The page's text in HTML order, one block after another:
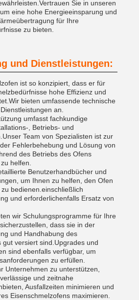
Sie in unseren
eine hohe Energieeinsparung und
für Ihre
zu bieten.
und Dienstleistungen:
ist so konzipiert, dass er für
hohe Effizienz und
bieten umfassende technische
an.
umfasst fachkundige
, Betriebs- und
Team von Spezialisten ist zur
Fehlerbehebung und Lösung von
des Betriebs des Ofens
helfen.
Benutzerhandbücher und
um Ihnen zu helfen, den Ofen
bedienen.einschließlich
und erforderlichenfalls Ersatz von
wir Schulungsprogramme für Ihre
dass sie in der
und Handhabung des
gut versiert sind.Upgrades und
sind ebenfalls verfügbar, um
zu erfüllen.
Unternehmen zu unterstützen,
und zeitnahe
Ausfallzeiten minimieren und
Eisenschmelzofens maximieren.